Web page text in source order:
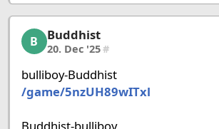
Buddhist, 28/58, 20. Dec '25
B Buddhist
20. Dec '25#
bulliboy-Buddhist
/game/5nzUH89wITxl